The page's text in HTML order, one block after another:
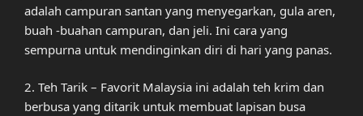
adalah campuran santan yang menyegarkan, gula aren,
buah -buahan campuran, dan jeli. Ini cara yang
sempurna untuk mendinginkan diri di hari yang panas.
2. Teh Tarik – Favorit Malaysia ini adalah teh krim dan
berbusa yang ditarik untuk membuat lapisan busa